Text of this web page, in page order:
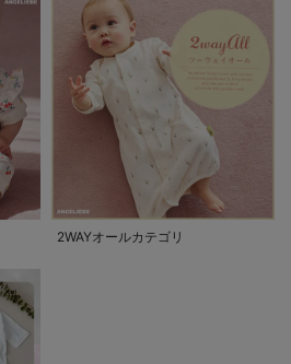
2WAYオールカテゴリ